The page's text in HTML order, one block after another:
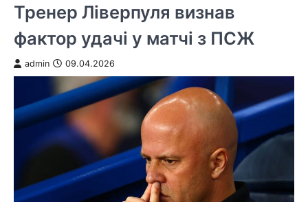
Тренер Ліверпуля визнав
фактор удачі у матчі з ПСЖ
admin 09.04.2026